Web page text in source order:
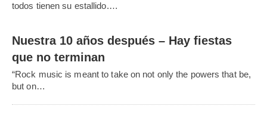
todos tienen su estallido.…
Nuestra 10 años después – Hay fiestas
que no terminan
“Rock music is meant to take on not only the powers that be,
but on…